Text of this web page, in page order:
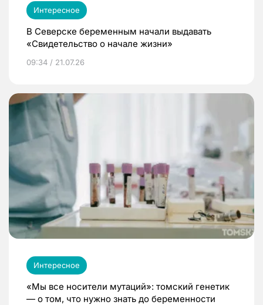
Интересное
В Северске беременным начали выдавать
«Свидетельство о начале жизни»
09:34 / 21.07.26
Интересное
«Мы все носители мутаций»: томский генетик
— о том, что нужно знать до беременности